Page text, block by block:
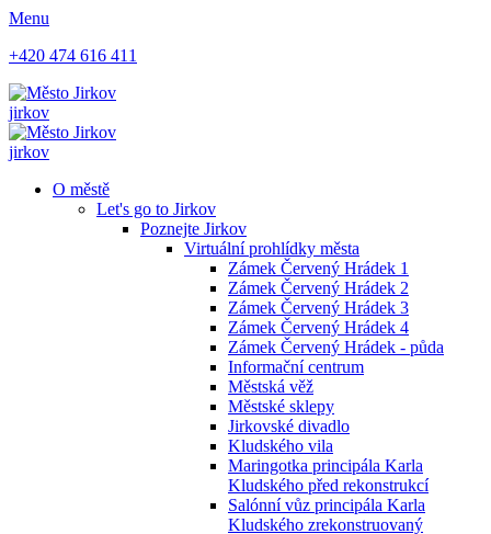
Menu
+420 474 616 411
jirkov
jirkov
O městě
Let's go to Jirkov
Poznejte Jirkov
Virtuální prohlídky města
Zámek Červený Hrádek 1
Zámek Červený Hrádek 2
Zámek Červený Hrádek 3
Zámek Červený Hrádek 4
Zámek Červený Hrádek - půda
Informační centrum
Městská věž
Městské sklepy
Jirkovské divadlo
Kludského vila
Maringotka principála Karla
Kludského před rekonstrukcí
Salónní vůz principála Karla
Kludského zrekonstruovaný